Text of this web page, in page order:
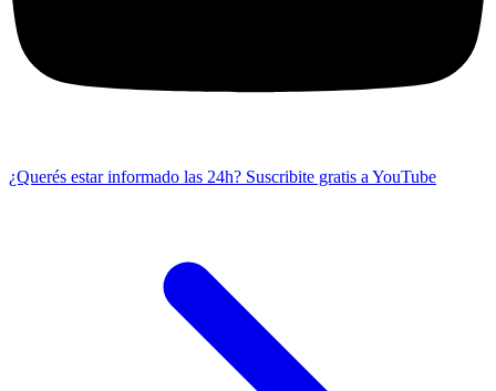
¿Querés estar informado las 24h? Suscribite gratis a YouTube